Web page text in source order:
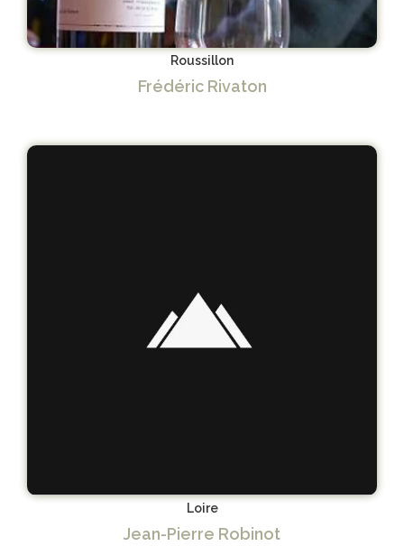
Roussillon
Frédéric Rivaton
Loire
Jean-Pierre Robinot